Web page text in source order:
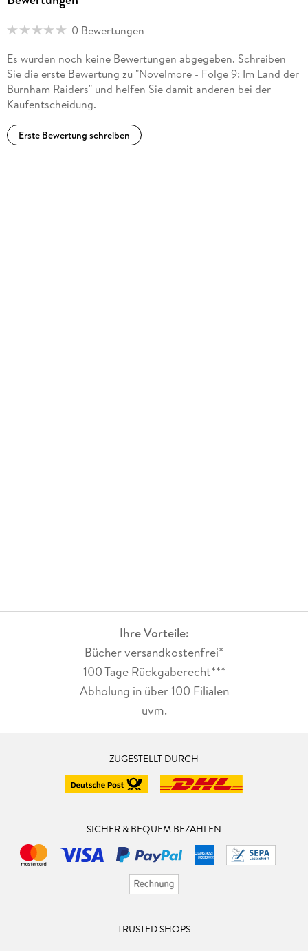
0 Bewertungen
Es wurden noch keine Bewertungen abgegeben. Schreiben
Sie die erste Bewertung zu "Novelmore - Folge 9: Im Land der
Burnham Raiders" und helfen Sie damit anderen bei der
Kaufentscheidung.
Erste Bewertung schreiben
Ihre Vorteile:
Bücher versandkostenfrei*
100 Tage Rückgaberecht***
Abholung in über 100 Filialen
uvm.
ZUGESTELLT DURCH
SICHER & BEQUEM BEZAHLEN
TRUSTED SHOPS